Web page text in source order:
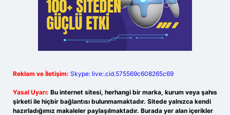
Reklam ve İletişim: Skype: live:.cid.575569c608265c69
Yasal Uyarı: Bu internet sitesi, herhangi bir marka, kurum veya şahıs
şirketi ile hiçbir bağlantısı bulunmamaktadır. Sitede yalnızca kendi
hazırladığımız makaleler paylaşılmaktadır. Burada yer alan içerikler